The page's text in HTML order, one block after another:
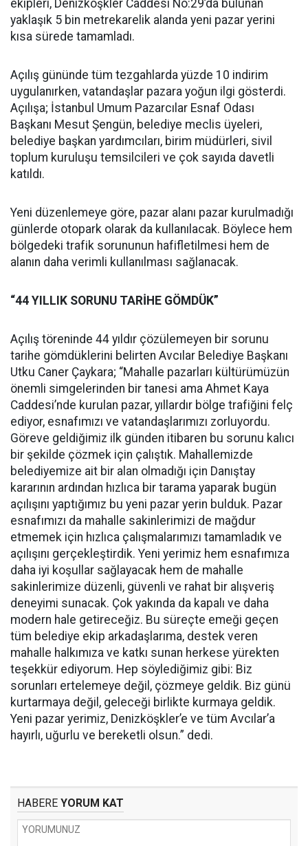
ekipleri, Denizköşkler Caddesi No:29’da bulunan
yaklaşık 5 bin metrekarelik alanda yeni pazar yerini
kısa sürede tamamladı.
Açılış gününde tüm tezgahlarda yüzde 10 indirim
uygulanırken, vatandaşlar pazara yoğun ilgi gösterdi.
Açılışa; İstanbul Umum Pazarcılar Esnaf Odası
Başkanı Mesut Şengün, belediye meclis üyeleri,
belediye başkan yardımcıları, birim müdürleri, sivil
toplum kuruluşu temsilcileri ve çok sayıda davetli
katıldı.
Yeni düzenlemeye göre, pazar alanı pazar kurulmadığı
günlerde otopark olarak da kullanılacak. Böylece hem
bölgedeki trafik sorununun hafifletilmesi hem de
alanın daha verimli kullanılması sağlanacak.
“44 YILLIK SORUNU TARİHE GÖMDÜK”
Açılış töreninde 44 yıldır çözülemeyen bir sorunu
tarihe gömdüklerini belirten Avcılar Belediye Başkanı
Utku Caner Çaykara; “Mahalle pazarları kültürümüzün
önemli simgelerinden bir tanesi ama Ahmet Kaya
Caddesi’nde kurulan pazar, yıllardır bölge trafiğini felç
ediyor, esnafımızı ve vatandaşlarımızı zorluyordu.
Göreve geldiğimiz ilk günden itibaren bu sorunu kalıcı
bir şekilde çözmek için çalıştık. Mahallemizde
belediyemize ait bir alan olmadığı için Danıştay
kararının ardından hızlıca bir tarama yaparak bugün
açılışını yaptığımız bu yeni pazar yerin bulduk. Pazar
esnafımızı da mahalle sakinlerimizi de mağdur
etmemek için hızlıca çalışmalarımızı tamamladık ve
açılışını gerçekleştirdik. Yeni yerimiz hem esnafımıza
daha iyi koşullar sağlayacak hem de mahalle
sakinlerimize düzenli, güvenli ve rahat bir alışveriş
deneyimi sunacak. Çok yakında da kapalı ve daha
modern hale getireceğiz. Bu süreçte emeği geçen
tüm belediye ekip arkadaşlarıma, destek veren
mahalle halkımıza ve katkı sunan herkese yürekten
teşekkür ediyorum. Hep söylediğimiz gibi: Biz
sorunları ertelemeye değil, çözmeye geldik. Biz günü
kurtarmaya değil, geleceği birlikte kurmaya geldik.
Yeni pazar yerimiz, Denizköşkler’e ve tüm Avcılar’a
hayırlı, uğurlu ve bereketli olsun.” dedi.
HABERE YORUM KAT